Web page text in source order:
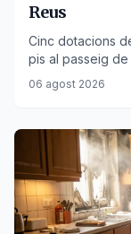
Reus
Cinc dotacions
pis al passeig
resultar ferida.
06 agost 2026